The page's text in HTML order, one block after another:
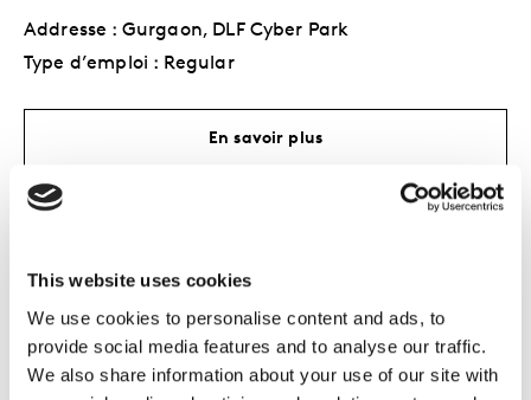
This website uses cookies
We use cookies to personalise content and ads, to
provide social media features and to analyse our traffic.
We also share information about your use of our site with
Addresse : Gurgaon, DLF Cyber Park
Type d’emploi : Regular
En savoir plus
Type d’emploi : Regular